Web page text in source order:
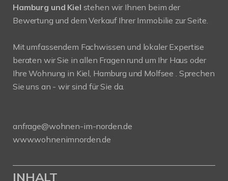
Hamburg und Kiel stehen wir Ihnen beim der
Bewertung und dem Verkauf Ihrer Immobilie zur Seite.
Mit umfassendem Fachwissen und lokaler Expertise
beraten wir Sie in allen Fragen rund um Ihr Haus oder
Ihre Wohnung in Kiel, Hamburg und Molfsee . Sprechen
Sie uns an - wir sind für Sie da.
anfrage@wohnen-im-norden.de
www.wohnenimnorden.de
INHALT